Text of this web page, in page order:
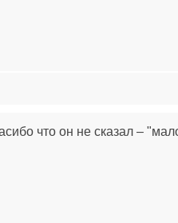
что он не сказал –